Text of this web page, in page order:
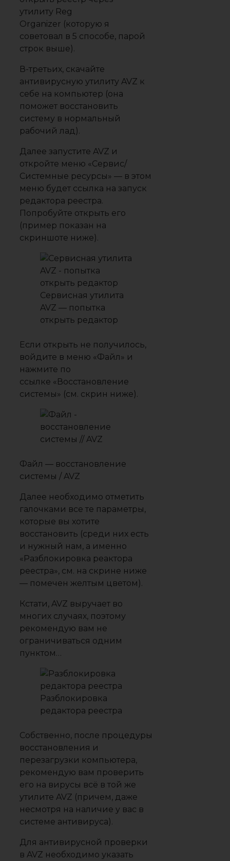
утилиту Reg
Organizer (которую я
советовал в 5 способе, парой
строк выше).
В-третьих, скачайте
антивирусную утилиту AVZ к
себе на компьютер (она
поможет восстановить
систему в нормальный
рабочий лад).
Далее запустите AVZ и
откройте меню «Сервис/
Системные ресурсы» — в этом
меню будет ссылка на запуск
редактора реестра.
Попробуйте открыть его
(пример показан на
скриншоте ниже).
Сервисная утилита
AVZ — попытка
открыть редактор
Если открыть не получилось,
войдите в меню «Файл» и
нажмите по
ссылке «Восстановление
системы» (см. скрин ниже).
Файл — восстановление
системы / AVZ
Далее необходимо отметить
галочками все те параметры,
которые вы хотите
восстановить (среди них есть
и нужный нам, а именно
«Разблокировка реактора
реестра», см. на скрине ниже
— помечен желтым цветом).
Кстати, AVZ выручает во
многих случаях, поэтому
рекомендую вам не
ограничиваться одним
пунктом…
Разблокировка
редактора реестра
Собственно, после процедуры
восстановления и
перезагрузки компьютера,
рекомендую вам проверить
его на вирусы всё в той же
утилите AVZ (причем, даже
несмотря на наличие у вас в
системе антивируса).
Для антивирусной проверки
в AVZ необходимо указать